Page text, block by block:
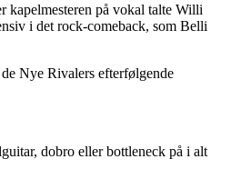
kapelmesteren på vokal talte Willi
i det rock-comeback, som Belli
Nye Rivalers efterfølgende
dobro eller bottleneck på i alt